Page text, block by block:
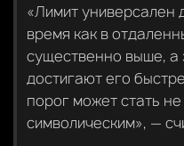
«Лимит универсален
время как в
существенно выше, а
достигают его
порог может стать
символическим», —